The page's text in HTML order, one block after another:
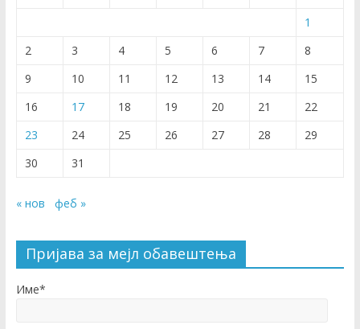
1
2
3 4 5 6 7
8
9
10 11 12 13 14
15
16
17 18 19 20 21
22
23
24 25 26 27 28
29
30
31
« нов феб »
Пријава за мејл обавештења
Име*